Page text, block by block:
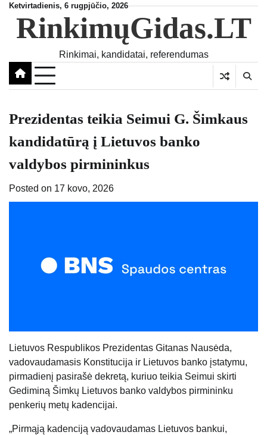
Skip
content
Ketvirtadienis, 6 rugpjūčio, 2026
RinkimųGidas.LT
Rinkimai, kandidatai, referendumas
Prezidentas teikia Seimui G. Šimkaus
kandidatūrą į Lietuvos banko
valdybos pirmininkus
Posted on 17 kovo, 2026
Lietuvos Respublikos Prezidentas Gitanas Nausėda,
vadovaudamasis Konstitucija ir Lietuvos banko įstatymu,
pirmadienį pasirašė dekretą, kuriuo teikia Seimui skirti
Gediminą Šimkų Lietuvos banko valdybos pirmininku
penkerių metų kadencijai.
„Pirmąją kadenciją vadovaudamas Lietuvos bankui,